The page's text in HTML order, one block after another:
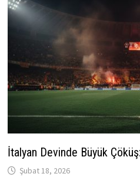
İtalyan Devinde Büyük
Şubat 18, 2026